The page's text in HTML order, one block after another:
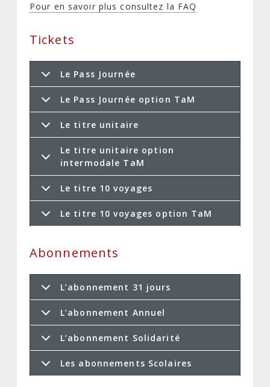
Pour en savoir plus consultez la FAQ
Tickets
Le Pass Journée
Le Pass Journée option TaM
Le titre unitaire
Le titre unitaire option
intermodale TaM
Le titre 10 voyages
Le titre 10 voyages option TaM
Abonnements
L’abonnement 31 jours
L’abonnement Annuel
L’abonnement Solidarité
Les abonnements Scolaires